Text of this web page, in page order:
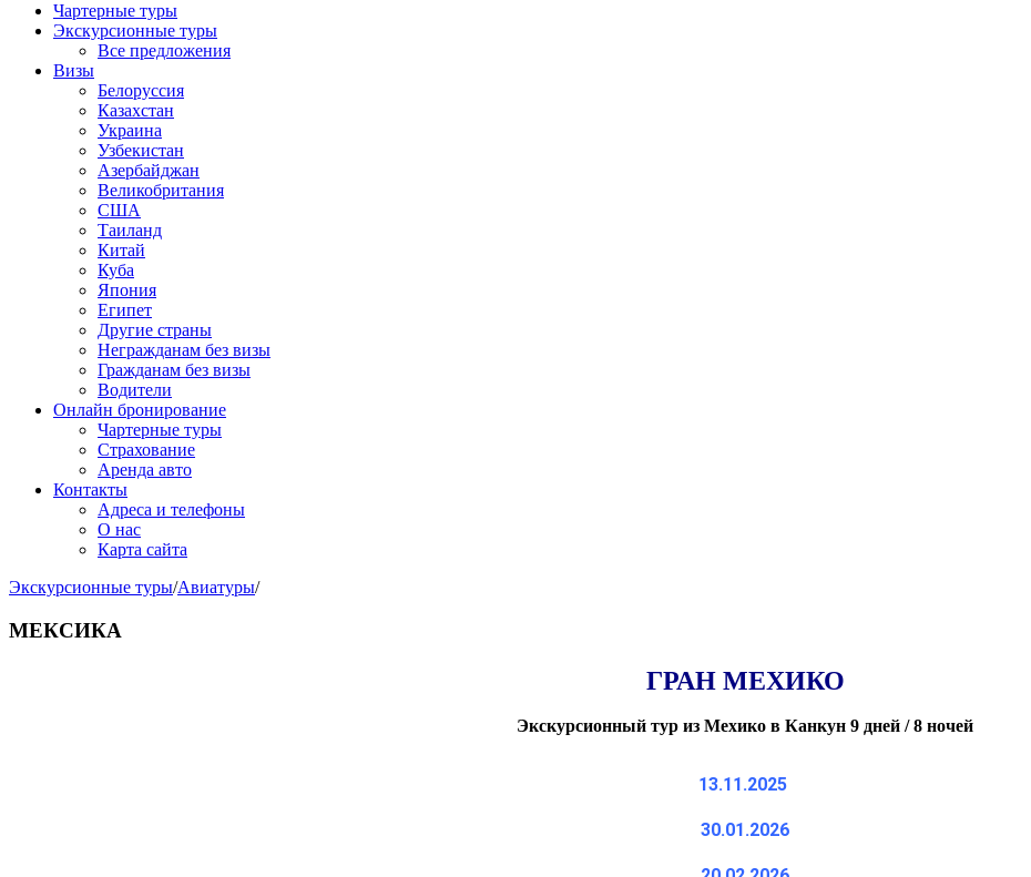
Чартерные туры
Экскурсионные туры
Все предложения
Визы
Белоруссия
Казахстан
Украина
Узбекистан
Азербайджан
Великобритания
США
Таиланд
Китай
Куба
Япония
Египет
Другие страны
Негражданам без визы
Гражданам без визы
Водители
Онлайн бронирование
Чартерные туры
Страхование
Аренда авто
Контакты
Адреса и телефоны
О нас
Карта сайта
Экскурсионные туры/Авиатуры/
МЕКСИКА
ГРАН МЕХИКО
Экскурсионный тур из Мехико в Канкун 9 дней / 8 ночей
13.11.2025
30.01.2026